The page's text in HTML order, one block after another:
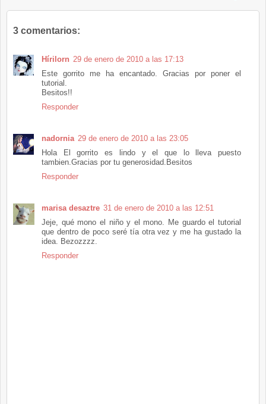
3 comentarios:
Hírilorn 29 de enero de 2010 a las 17:13
Este gorrito me ha encantado. Gracias por poner el
tutorial.
Besitos!!
Responder
nadornia 29 de enero de 2010 a las 23:05
Hola El gorrito es lindo y el que lo lleva puesto
tambien.Gracias por tu generosidad.Besitos
Responder
marisa desaztre 31 de enero de 2010 a las 12:51
Jeje, qué mono el niño y el mono. Me guardo el tutorial
que dentro de poco seré tía otra vez y me ha gustado la
idea. Bezozzzz.
Responder